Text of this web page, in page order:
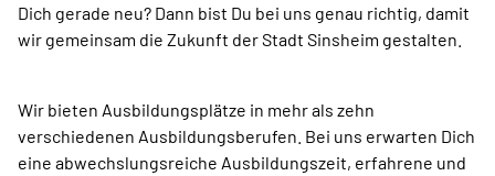
Dich gerade neu? Dann bist Du bei uns genau richtig, damit
wir gemeinsam die Zukunft der Stadt Sinsheim gestalten.
Wir bieten Ausbildungsplätze in mehr als zehn
verschiedenen Ausbildungsberufen. Bei uns erwarten Dich
eine abwechslungsreiche Ausbildungszeit, erfahrene und